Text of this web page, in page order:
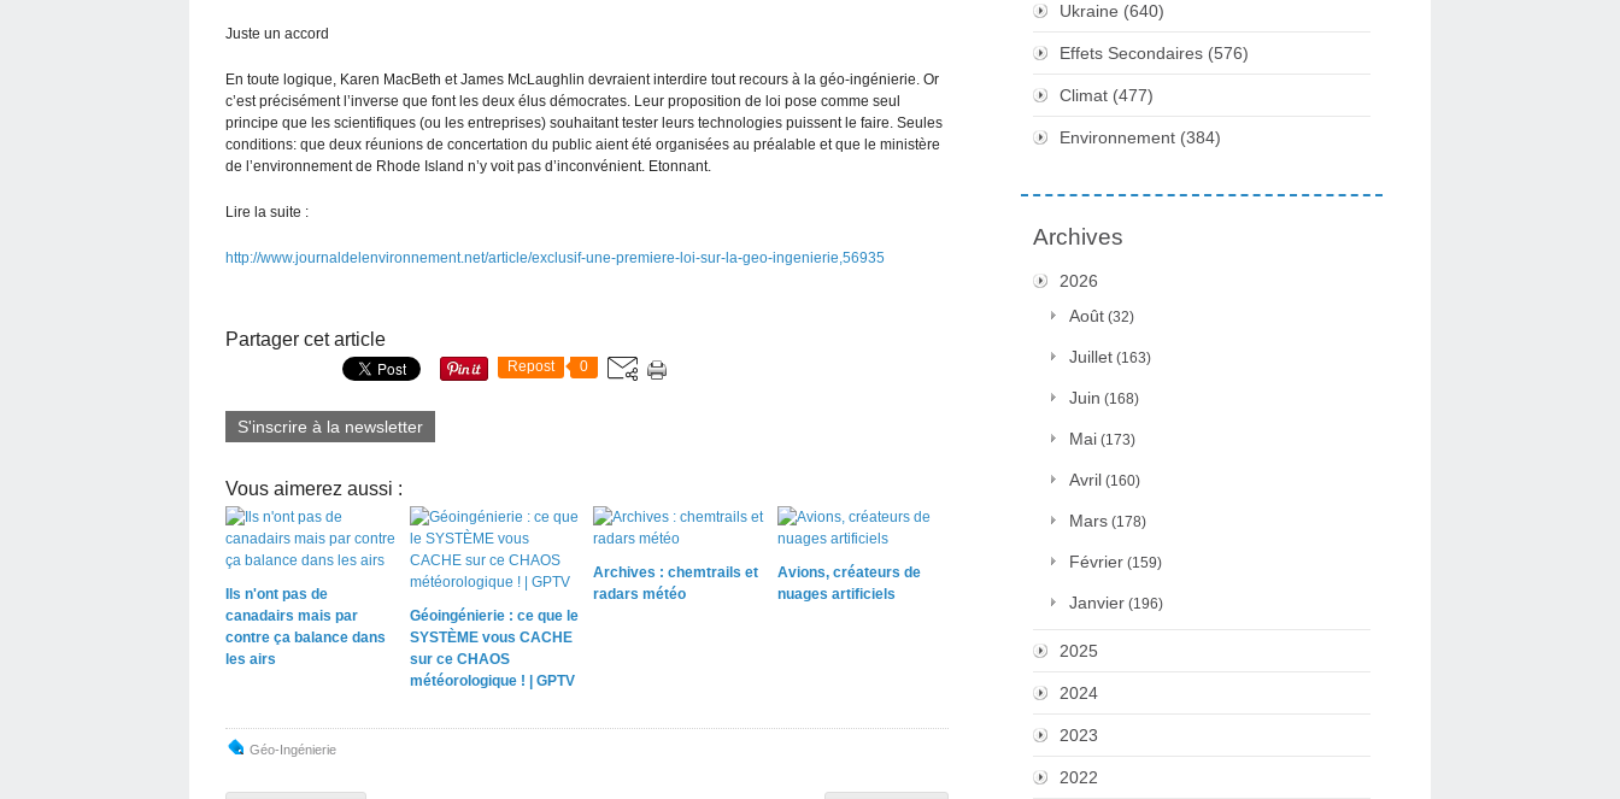
Juste un accord
En toute logique, Karen MacBeth et James McLaughlin devraient interdire tout recours à la géo-ingénierie. Or
c’est précisément l’inverse que font les deux élus démocrates. Leur proposition de loi pose comme seul
principe que les scientifiques (ou les entreprises) souhaitant tester leurs technologies puissent le faire. Seules
conditions: que deux réunions de concertation du public aient été organisées au préalable et que le ministère
de l’environnement de Rhode Island n’y voit pas d’inconvénient. Etonnant.
Lire la suite :
http://www.journaldelenvironnement.net/article/exclusif-une-premiere-loi-sur-la-geo-ingenierie,56935
Partager cet article
Repost 0
S'inscrire à la newsletter
Vous aimerez aussi :
Ils n'ont pas de
canadairs mais par
contre ça balance dans
les airs
Géoingénierie : ce que le
SYSTÈME vous CACHE
sur ce CHAOS
météorologique ! | GPTV
Archives : chemtrails et
radars météo
Avions, créateurs de
nuages artificiels
Géo-Ingénierie
Ukraine (640)
Effets Secondaires (576)
Climat (477)
Environnement (384)
Archives
2026
Août (32)
Juillet (163)
Juin (168)
Mai (173)
Avril (160)
Mars (178)
Février (159)
Janvier (196)
2025
2024
2023
2022